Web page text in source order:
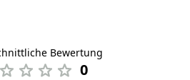
Bewertung
0